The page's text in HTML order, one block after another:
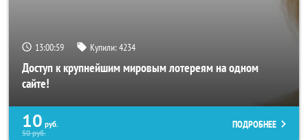
13:00:55 Купили:4234
Доступ к крупнейшим мировым лотереям на одном
сайте!
10 руб.
50руб.
ПОДРОБНЕЕ